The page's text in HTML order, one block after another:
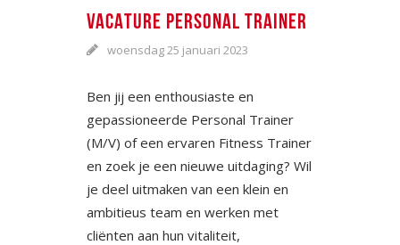
VACATURE PERSONAL TRAINER
woensdag 25 januari 2023
Ben jij een enthousiaste en
gepassioneerde Personal Trainer
(M/V) of een ervaren Fitness Trainer
en zoek je een nieuwe uitdaging? Wil
je deel uitmaken van een klein en
ambitieus team en werken met
cliënten aan hun vitaliteit,